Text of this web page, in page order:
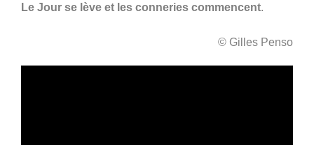
Le Jour se lève et les conneries commencent.
© Gilles Penso